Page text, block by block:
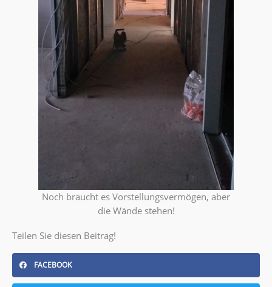
Noch braucht es Vorstellungsvermögen, aber
die Wände stehen!
Teilen Sie diesen Beitrag!
FACEBOOK